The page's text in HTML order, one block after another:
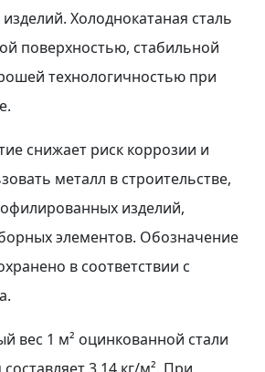
Холоднокатаная сталь
поверхностью, стабильной
технологичностью при
снижает риск коррозии и
металл в строительстве,
изделий,
элементов. Обозначение
в соответствии с
вес 1 м² оцинкованной стали